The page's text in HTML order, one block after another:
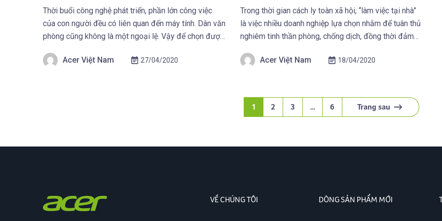
Thời buổi công nghệ phát triển, phần lớn công việc
của con người đều có liên quan đến máy tính. Dân văn
phòng cũng không là một ngoại lệ. Vậy để chọn được
có phải dễ dàng trong bối cảnh thị trường công nghệ
Acer Việt Nam 27/04/2020
Trong thời gian cách ly toàn xã hội, “làm việc tại nhà”
là việc nhiều doanh nghiệp lựa chọn nhằm để tuân thủ
nghiêm tinh thần phòng, chống dịch, đồng thời đảm
“work from home” này lại không hề đơn giản do thói
Acer Việt Nam 18/04/2020
1 2 3 … 6 Trang sau
VỀ CHÚNG TÔI DÒNG SẢN PHẨM MỚI